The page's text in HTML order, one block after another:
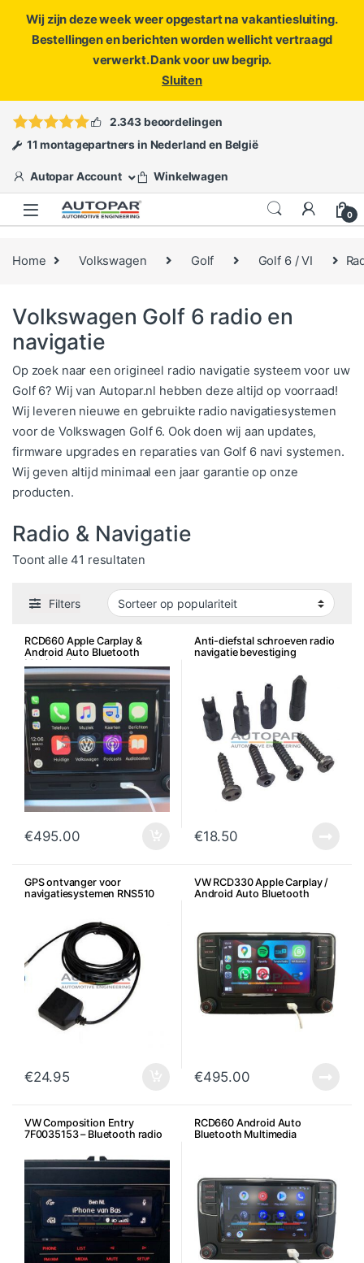
Wij zijn deze week weer opgestart na vakantiesluiting.
Bestellingen en berichten worden wellicht vertraagd
verwerkt. Dank voor uw begrip.
Sluiten
ofopen een ticket
2.343 beoordelingen
11 montagepartners in Nederland en België
Autopar Account Winkelwagen
0
Home Volkswagen Golf Golf 6 / VI
Volkswagen Golf 6 radio en
navigatie
Op zoek naar een origineel radio navigatie systeem voor uw
Golf 6? Wij van Autopar.nl hebben deze altijd op voorraad!
Wij leveren nieuwe en gebruikte radio navigatiesystemen
voor de Volkswagen Golf 6. Ook doen wij aan updates,
firmware upgrades en reparaties van Golf 6 navi systemen.
Wij geven altijd minimaal een jaar garantie op onze
producten.
Radio & Navigatie
Toont alle 41 resultatenGesorteerd op populariteit
Filters
RCD660 Apple Carplay &
Android Auto Bluetooth
Multimedia
€495.00
Anti-diefstal schroeven radio
navigatie bevestiging
€18.50
GPS ontvanger voor
navigatiesystemen RNS510
€24.95
VW RCD330 Apple Carplay /
Android Auto Bluetooth
€495.00
VW Composition Entry
7F0035153 – Bluetooth radio
RCD660 Android Auto
Bluetooth Multimedia